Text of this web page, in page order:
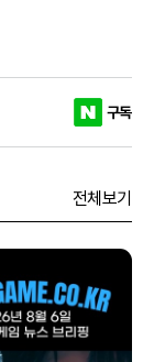
구독
전체보기